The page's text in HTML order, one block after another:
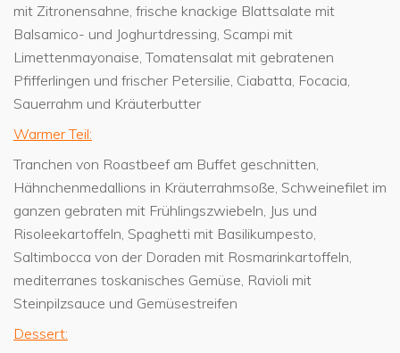
mit Zitronensahne, frische knackige Blattsalate mit
Balsamico- und Joghurtdressing, Scampi mit
Limettenmayonaise, Tomatensalat mit gebratenen
Pfifferlingen und frischer Petersilie, Ciabatta, Focacia,
Sauerrahm und Kräuterbutter
Warmer Teil:
Tranchen von Roastbeef am Buffet geschnitten,
Hähnchenmedallions in Kräuterrahmsoße, Schweinefilet im
ganzen gebraten mit Frühlingszwiebeln, Jus und
Risoleekartoffeln, Spaghetti mit Basilikumpesto,
Saltimbocca von der Doraden mit Rosmarinkartoffeln,
mediterranes toskanisches Gemüse, Ravioli mit
Steinpilzsauce und Gemüsestreifen
Dessert: